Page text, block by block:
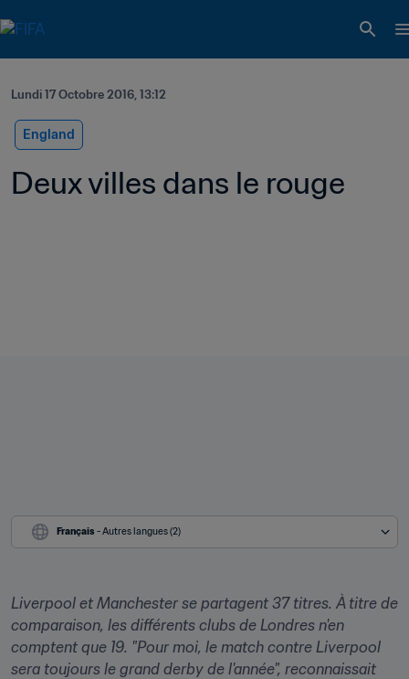
Lundi 17 Octobre 2016, 13:12
England
Deux villes dans le rouge
Français - Autres langues (2)
Liverpool et Manchester se partagent 37 titres. À titre de
comparaison, les différents clubs de Londres n'en
comptent que 19. "Pour moi, le match contre Liverpool
sera toujours le grand derby de l'année", reconnaissait